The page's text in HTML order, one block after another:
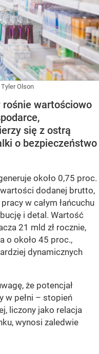
Tyler Olson
wartościowo
się z ostrą
o bezpieczeństwo
około 0,75 proc.
dodanej brutto,
w całym łańcuchu
i detal. Wartość
21 mld zł rocznie,
o około 45 proc.,
dynamicznych
że potencjał
w pełni – stopień
liczony jako relacja
wynosi zaledwie